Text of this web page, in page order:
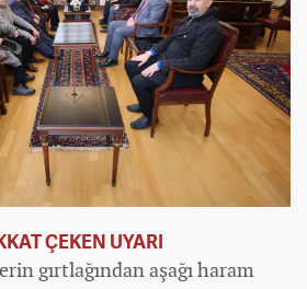
ÇEKEN UYARI
gırtlağından aşağı haram